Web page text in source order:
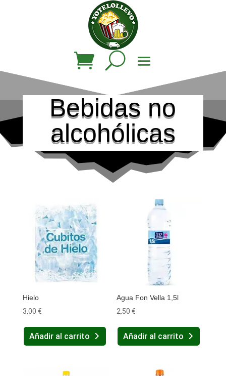
Bebidas no
alcohólicas
Hielo
3,00 €
Añadir al carrito
Agua Fon Vella 1,5l
2,50€
Añadir al carrito